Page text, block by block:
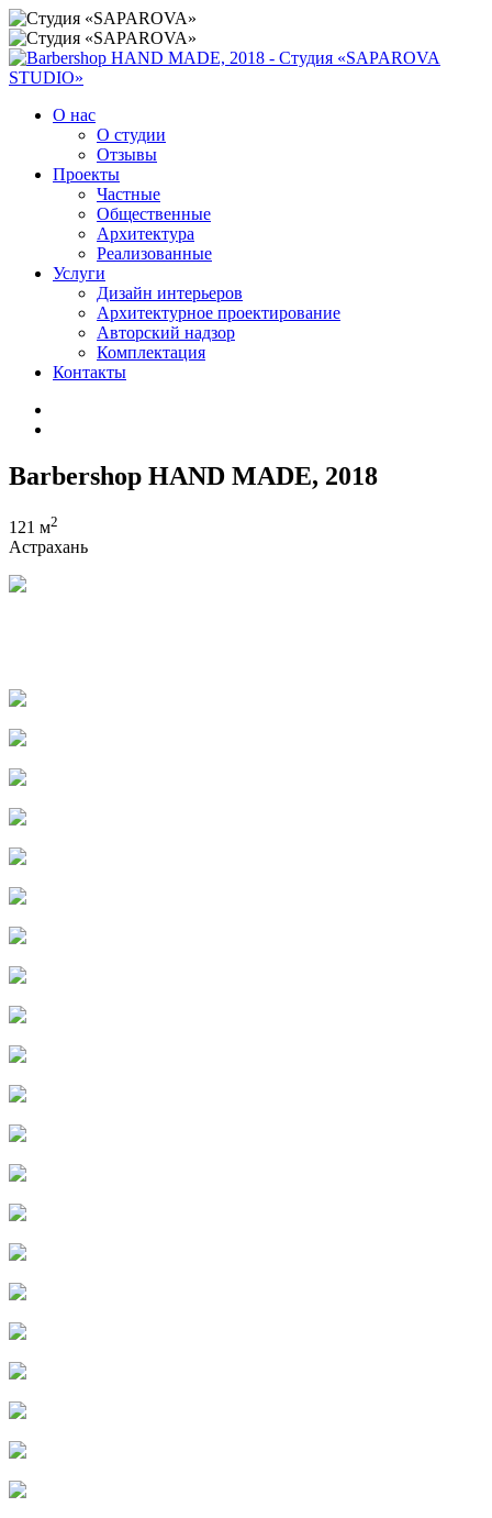
О нас
О студии
Отзывы
Проекты
Частные
Общественные
Архитектура
Реализованные
Услуги
Дизайн интерьеров
Архитектурное проектирование
Авторский надзор
Комплектация
Контакты
Вarbershop HAND MADE, 2018
121 м2
Астрахань